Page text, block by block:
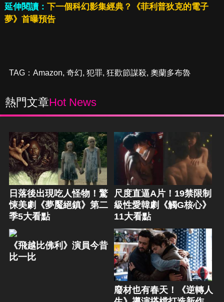
延伸閱讀： 下一個科幻影集經典？《菲利普狄克的電子
夢》首曝預告
TAG： Amazon, 奇幻, 犯罪, 狂歡節謀殺, 奧蘭多布魯
熱門文章Hot News
日落後出現吃人怪物！驚
悚美劇《夢魘絕鎮》第二
季5大看點
尺度直逼A片！19禁限制
級性愛韓劇《觸G核心》
11大看點
《飛越比佛利》演員今昔
比一比
廢材也有春天！《逆轉人